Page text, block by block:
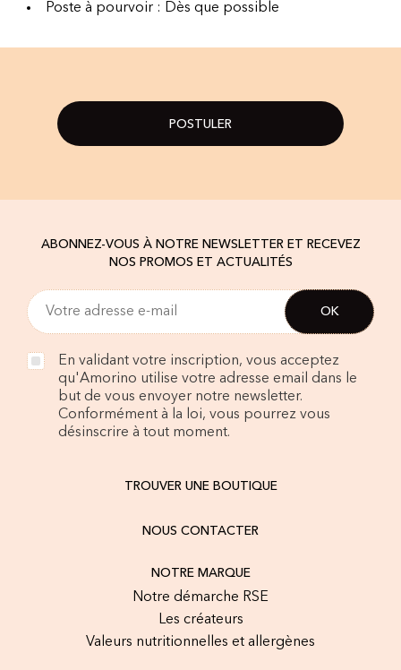
Poste à pourvoir : Dès que possible
POSTULER
ABONNEZ-VOUS À NOTRE NEWSLETTER ET RECEVEZ
NOS PROMOS ET ACTUALITÉS
En validant votre inscription, vous acceptez
qu'Amorino utilise votre adresse email dans le
but de vous envoyer notre newsletter.
Conformément à la loi, vous pourrez vous
désinscrire à tout moment.
TROUVER UNE BOUTIQUE
NOUS CONTACTER
NOTRE MARQUE
Notre démarche RSE
Les créateurs
Valeurs nutritionnelles et allergènes